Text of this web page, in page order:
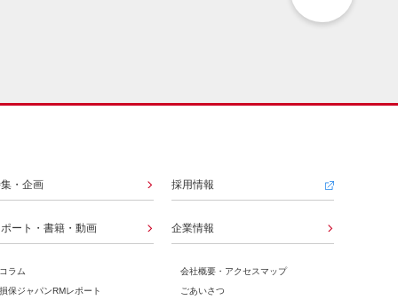
・企画
ート・書籍・動画
コラム
損保ジャパンRMレポート​
採用情報
企業情報
会社概要・アクセスマップ
ごあいさつ